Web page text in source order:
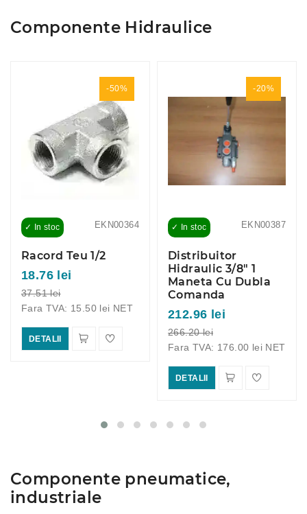
Componente Hidraulice
-50%
EKN00364
✓ In stoc
Racord Teu 1/2
18.76 lei
37.51 lei
Fara TVA: 15.50 lei NET
DETALII
-20%
EKN00387
✓ In stoc
Distribuitor
Hidraulic 3/8" 1
Maneta Cu Dubla
Comanda
212.96 lei
266.20 lei
Fara TVA: 176.00 lei NET
DETALII
Componente pneumatice,
industriale